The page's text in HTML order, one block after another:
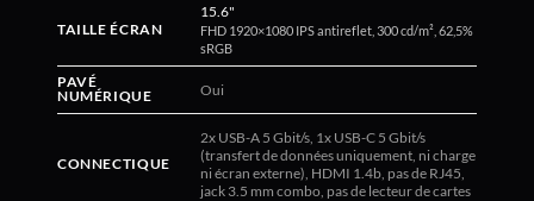
TAILLE ÉCRAN
15.6"
FHD 1920×1080 IPS antireflet, 300 cd/m², 62,5%
sRGB
PAVÉ
NUMÉRIQUE
Oui
CONNECTIQUE
2x USB-A 5 Gbit/s, 1x USB-C 5 Gbit/s
(transfert de données uniquement, ni charge
ni écran externe), HDMI 1.4b, pas de RJ45,
jack 3.5 mm combo, pas de lecteur de cartes